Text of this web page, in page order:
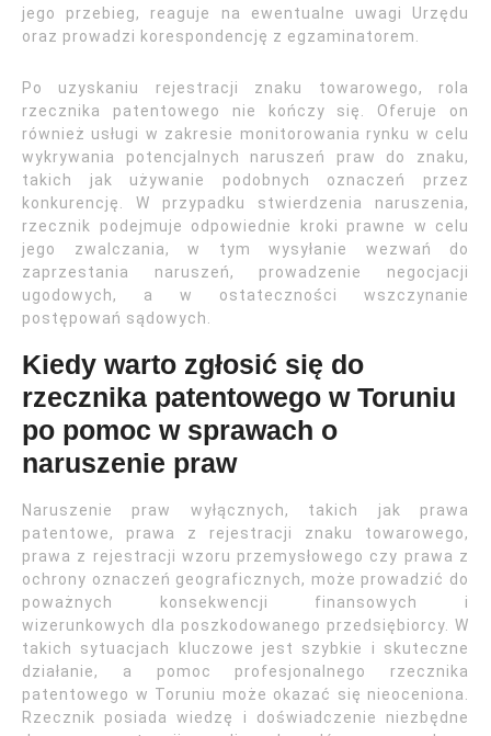
jego przebieg, reaguje na ewentualne uwagi Urzędu
oraz prowadzi korespondencję z egzaminatorem.
Po uzyskaniu rejestracji znaku towarowego, rola
rzecznika patentowego nie kończy się. Oferuje on
również usługi w zakresie monitorowania rynku w celu
wykrywania potencjalnych naruszeń praw do znaku,
takich jak używanie podobnych oznaczeń przez
konkurencję. W przypadku stwierdzenia naruszenia,
rzecznik podejmuje odpowiednie kroki prawne w celu
jego zwalczania, w tym wysyłanie wezwań do
zaprzestania naruszeń, prowadzenie negocjacji
ugodowych, a w ostateczności wszczynanie
postępowań sądowych.
Kiedy warto zgłosić się do
rzecznika patentowego w Toruniu
po pomoc w sprawach o
naruszenie praw
Naruszenie praw wyłącznych, takich jak prawa
patentowe, prawa z rejestracji znaku towarowego,
prawa z rejestracji wzoru przemysłowego czy prawa z
ochrony oznaczeń geograficznych, może prowadzić do
poważnych konsekwencji finansowych i
wizerunkowych dla poszkodowanego przedsiębiorcy. W
takich sytuacjach kluczowe jest szybkie i skuteczne
działanie, a pomoc profesjonalnego rzecznika
patentowego w Toruniu może okazać się nieoceniona.
Rzecznik posiada wiedzę i doświadczenie niezbędne